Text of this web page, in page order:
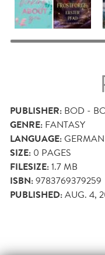
PUBLISHER: BOD -
GENRE: FANTASY
LANGUAGE:GERMAN
SIZE: 0 PAGES
FILESIZE:1.7 MB
ISBN:9783769379259
PUBLISHED:AUG. 4,